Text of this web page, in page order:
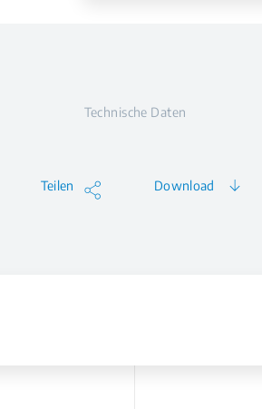
Technische Daten
Teilen Download